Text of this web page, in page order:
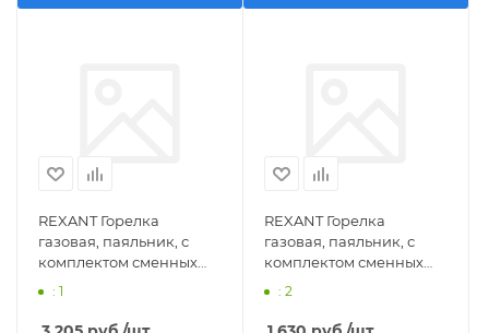
REXANT Горелка
газовая, паяльник, с
комплектом сменных
насадок, 11 предметов
: 1
REXANT Горелка
газовая, паяльник, с
комплектом сменных
насадок, 3 предмета
: 2